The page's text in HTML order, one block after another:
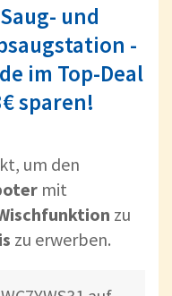
und
-
im Top-Deal
sparen!
um den
mit
zu
zu erwerben.